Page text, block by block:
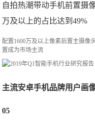
自拍热潮带动手机前置摄
万及以上的占比达到49%
配置1600万及以上像素后置主摄像
置成为市场主流
主流安卓手机品牌用户画
05